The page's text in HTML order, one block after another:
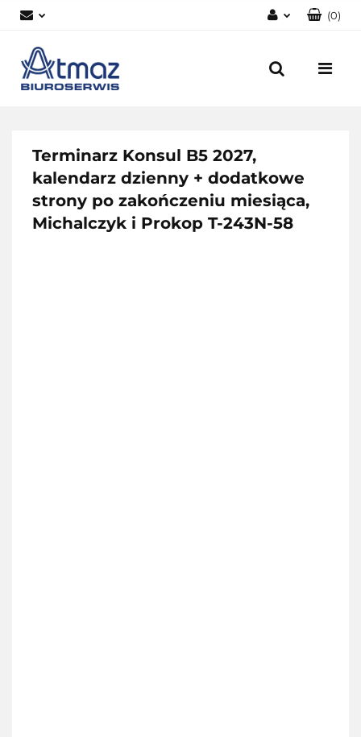
Zarejestruj się
(0)
Terminarz Konsul B5 2027,
kalendarz dzienny + dodatkowe
strony po zakończeniu miesiąca,
Michalczyk i Prokop T-243N-58